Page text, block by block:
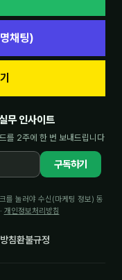
채팅)
무 인사이트
를 2주에 한 번 보내드립니다
구독하기
를 눌러야 수신(마케팅 정보) 동
개인정보처리방침
침환불규정